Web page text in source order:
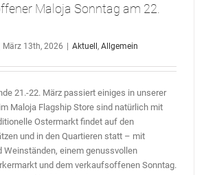
Maloja Sonntag am 22.
März 13th, 2026 | Aktuell, Allgemein
21.-22. März passiert einiges in unserer
Maloja Flagship Store sind natürlich mit
Ostermarkt findet auf den
und in den Quartieren statt – mit
Weinständen, einem genussvollen
und dem verkaufsoffenen Sonntag.